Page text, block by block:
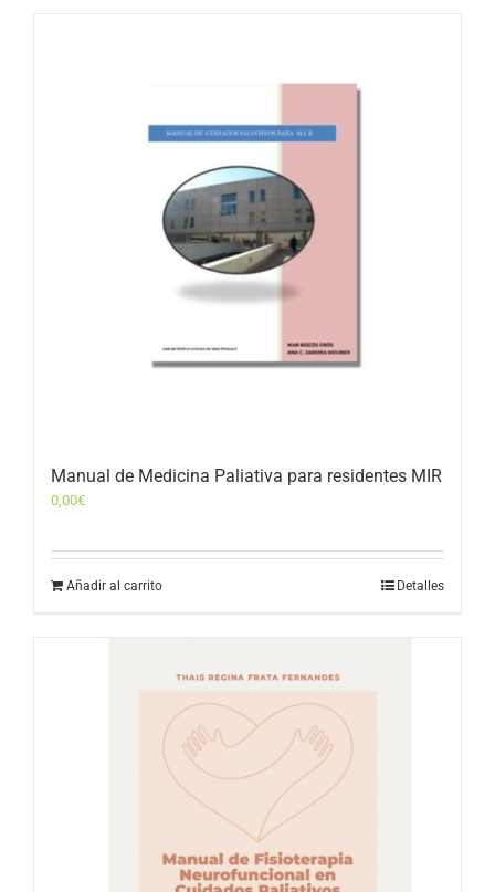
Manual de Medicina Paliativa para residentes MIR
0,00€
Añadir al carrito Detalles